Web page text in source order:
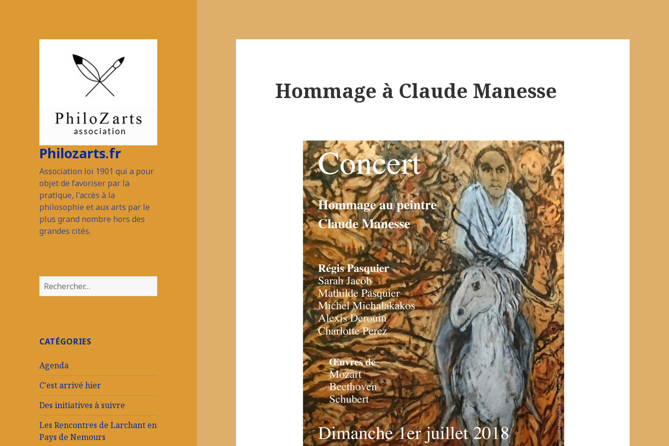
Philozarts.fr
Association loi 1901 qui a pour
objet de favoriser par la
pratique, l'accès à la
philosophie et aux arts par le
plus grand nombre hors des
grandes cités.
Rechercher :
CATÉGORIES
Agenda
C'est arrivé hier
Des initiatives à suivre
Les Rencontres de Larchant en
Pays de Nemours
Hommage à Claude Manesse